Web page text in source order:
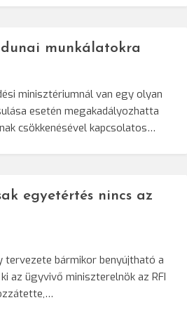
munkálatokra
minisztériumnál van egy olyan
esetén megakadályozhatta
csökkenésével kapcsolatos…
egyetértés nincs az
bármikor benyújtható a
az ügyvivő miniszterelnök az RFI